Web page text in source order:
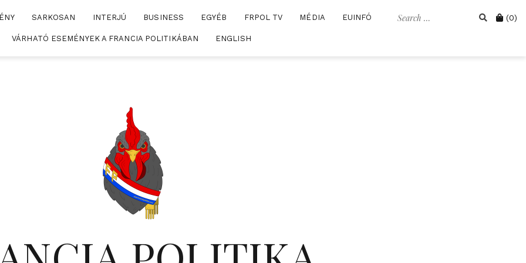
Search Cart
(0)
SARKOSAN INTERJÚ BUSINESS EGYÉB FRPOL TV MÉDIA EUINFÓ
VÁRHATÓ ESEMÉNYEK A FRANCIA POLITIKÁBAN ENGLISH